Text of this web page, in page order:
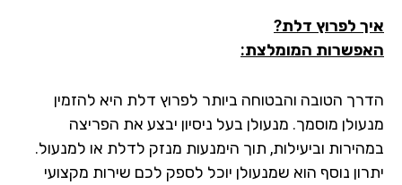
איך לפרוץ דלת?
האפשרות המומלצת:
הדרך הטובה והבטוחה ביותר לפרוץ דלת היא להזמין
מנעולן מוסמך. מנעולן בעל ניסיון יבצע את הפריצה
במהירות וביעילות, תוך הימנעות מנזק לדלת או למנעול.
יתרון נוסף הוא שמנעולן יוכל לספק לכם שירות מקצועי